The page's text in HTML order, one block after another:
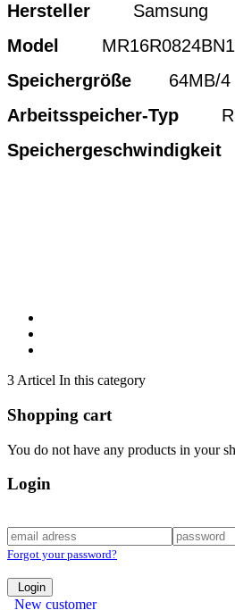
Hersteller
Samsung
Model
Speichergröße 64MB/4
Arbeitsspeicher-Typ
Speichergeschwindigkeit
3 Articel In this category
Shopping cart
You do not have any products in your
Login
Forgot your password?
Login
New customer